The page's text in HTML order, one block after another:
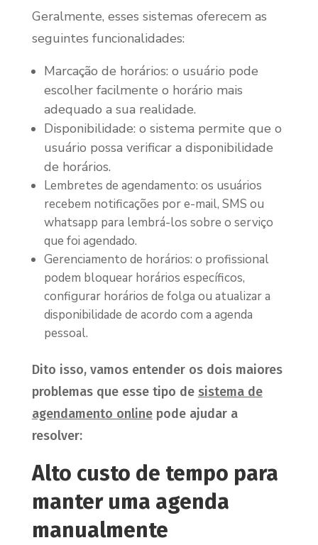
Geralmente, esses sistemas oferecem as
seguintes funcionalidades:
Marcação de horários: o usuário pode
escolher facilmente o horário mais
adequado a sua realidade.
Disponibilidade: o sistema permite que o
usuário possa verificar a disponibilidade
de horários.
Lembretes de agendamento: os usuários
recebem notificações por e-mail, SMS ou
whatsapp para lembrá-los sobre o serviço
que foi agendado.
Gerenciamento de horários: o profissional
podem bloquear horários específicos,
configurar horários de folga ou atualizar a
disponibilidade de acordo com a agenda
pessoal.
Dito isso, vamos entender os dois maiores
problemas que esse tipo de sistema de
agendamento onlinepode ajudar a
resolver:
Alto custo de tempo para
manter uma agenda
manualmente